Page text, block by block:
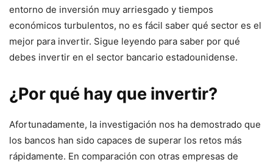
entorno de inversión muy arriesgado y tiempos
económicos turbulentos, no es fácil saber qué sector es el
mejor para invertir. Sigue leyendo para saber por qué
debes invertir en el sector bancario estadounidense.
¿Por qué hay que invertir?
Afortunadamente, la investigación nos ha demostrado que
los bancos han sido capaces de superar los retos más
rápidamente. En comparación con otras empresas de